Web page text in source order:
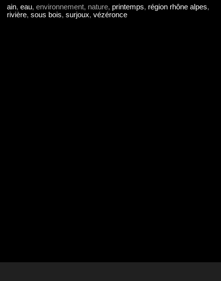
ain, eau, environnement, nature, printemps, région rhône alpes,
rivière, sous bois, surjoux, vézéronce